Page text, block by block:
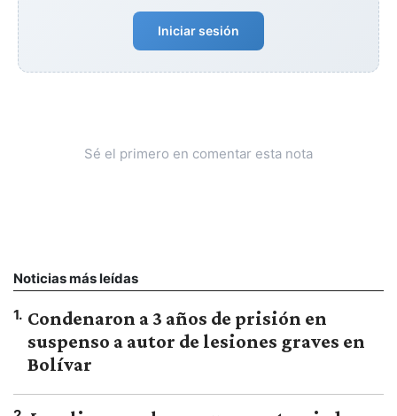
Iniciar sesión
Sé el primero en comentar esta nota
Noticias más leídas
1. Condenaron a 3 años de prisión en
suspenso a autor de lesiones graves en
Bolívar